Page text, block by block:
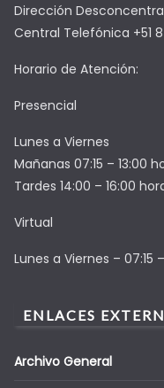
Dirección
Central Telefónica +51
Horario de Atención:
Presencial
Lunes a Viernes
Mañanas 07:15 – 13:00
Tardes 14:00 – 16:00
Virtual
Lunes a Viernes – 07:15
ENLACES
Archivo General